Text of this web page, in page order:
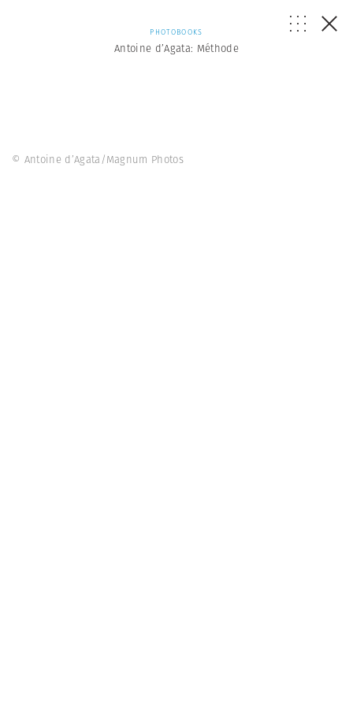
PHOTOBOOKS
Antoine d’Agata: Méthode
© Antoine d’Agata/Magnum Photos